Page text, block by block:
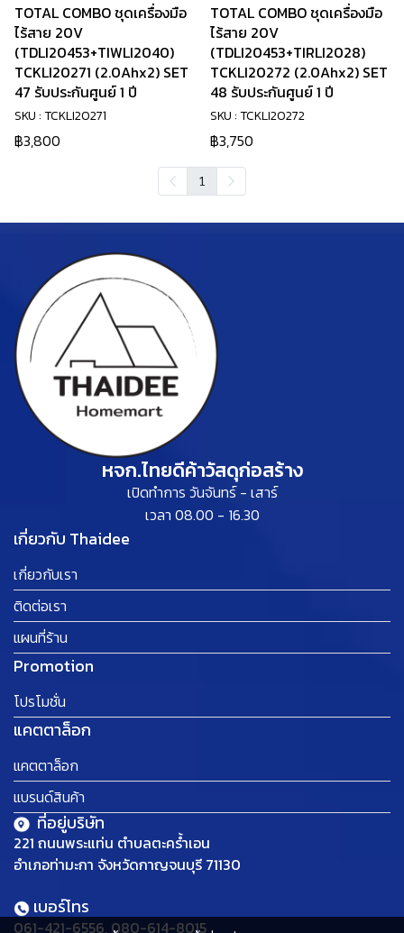
TOTAL COMBO ชุดเครื่องมือ
ไร้สาย 20V
(TDLI20453+TIWLI2040)
TCKLI20271 (2.0Ahx2) SET
47 รับประกันศูนย์ 1 ปี
SKU : TCKLI20271
฿3,800
TOTAL COMBO ชุดเครื่องมือ
ไร้สาย 20V
(TDLI20453+TIRLI2028)
TCKLI20272 (2.0Ahx2) SET
48 รับประกันศูนย์ 1 ปี
SKU : TCKLI20272
฿3,750
1
หจก.ไทยดีค้าวัสดุก่อสร้าง
เปิดทำการ วันจันทร์ - เสาร์
เวลา 08.00 - 16.30
เกี่ยวกับ Thaidee
เกี่ยวกับเรา
ติดต่อเรา
แผนที่ร้าน
Promotion
โปรโมชั่น
แคตตาล็อก
แคตตาล็อก
แบรนด์สินค้า
ที่อยู่บริษัท
221 ถนนพระแท่น ตำบลตะคร้ำเอน
อำเภอท่ามะกา จังหวัดกาญจนบุรี 71130
เบอร์โทร
061-421-6556, 080-614-8015